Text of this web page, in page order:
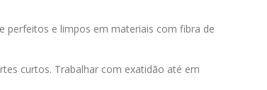
perfeitos e limpos em materiais com fibra de
curtos. Trabalhar com exatidão até em